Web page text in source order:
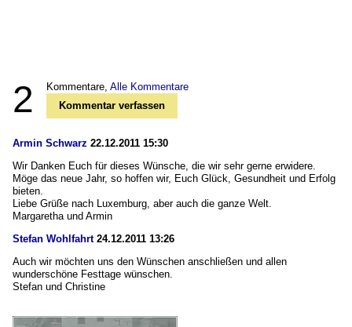
2 Kommentare, Alle Kommentare
Kommentar verfassen
Armin Schwarz 22.12.2011 15:30
Wir Danken Euch für dieses Wünsche, die wir sehr gerne erwidere.
Möge das neue Jahr, so hoffen wir, Euch Glück, Gesundheit und Erfolg
bieten.
Liebe Grüße nach Luxemburg, aber auch die ganze Welt.
Margaretha und Armin
Stefan Wohlfahrt24.12.2011 13:26
Auch wir möchten uns den Wünschen anschließen und allen
wunderschöne Festtage wünschen.
Stefan und Christine